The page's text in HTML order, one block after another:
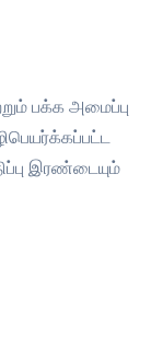
பக்க அமைப்பு
இரண்டையும்